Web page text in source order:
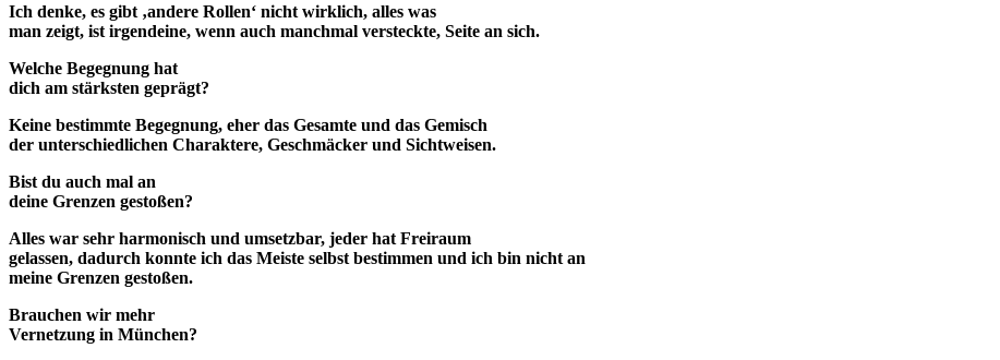
Ich denke, es gibt ‚andere Rollen‘ nicht wirklich, alles was
man zeigt, ist irgendeine, wenn auch manchmal versteckte, Seite an sich.
Welche Begegnung hat
dich am stärksten geprägt?
Keine bestimmte Begegnung, eher das Gesamte und das Gemisch
der unterschiedlichen Charaktere, Geschmäcker und Sichtweisen.
Bist du auch mal an
deine Grenzen gestoßen?
Alles war sehr harmonisch und umsetzbar, jeder hat Freiraum
gelassen, dadurch konnte ich das Meiste selbst bestimmen und ich bin nicht an
meine Grenzen gestoßen.
Brauchen wir mehr
Vernetzung in München?